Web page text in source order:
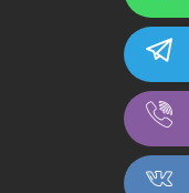
Калининград
Кемерово
Кострома